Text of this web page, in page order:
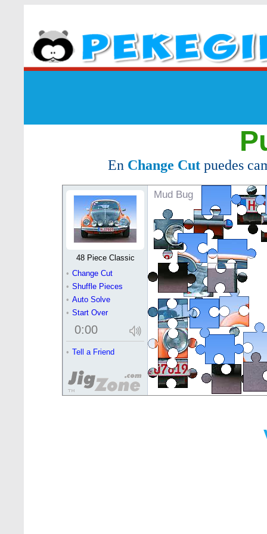
En Change Cutpuedes